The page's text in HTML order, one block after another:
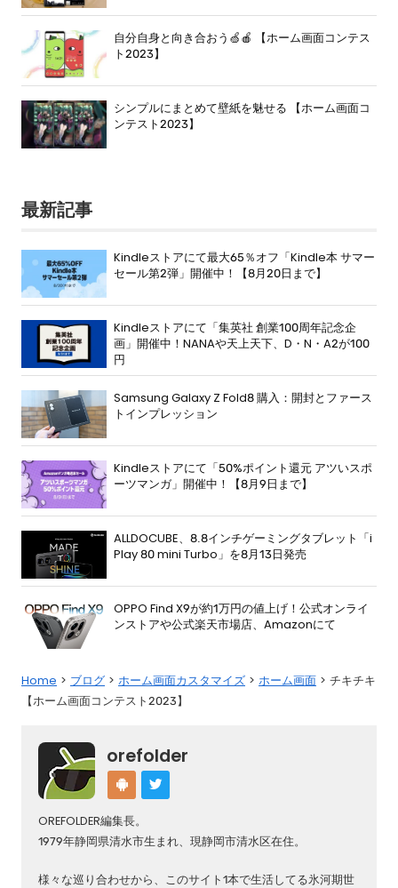
自分自身と向き合おう🍏🍎 【ホーム画面コンテス
ト2023】
シンプルにまとめて壁紙を魅せる 【ホーム画面コ
ンテスト2023】
最新記事
Kindleストアにて最大65％オフ「Kindle本 サマー
セール第2弾」開催中！【8月20日まで】
Kindleストアにて「集英社 創業100周年記念企
画」開催中！NANAや天上天下、D・N・A2が100
円
Samsung Galaxy Z Fold8 購入：開封とファース
トインプレッション
Kindleストアにて「50%ポイント還元 アツいスポ
ーツマンガ」開催中！【8月9日まで】
ALLDOCUBE、8.8インチゲーミングタブレット「i
Play 80 mini Turbo」を8月13日発売
OPPO Find X9が約1万円の値上げ！公式オンライ
ンストアや公式楽天市場店、Amazonにて
Home ブログ ホーム画面カスタマイズ ホーム画面
チキチキ
【ホーム画面コンテスト2023】
orefolder
OREFOLDER編集長。
1979年静岡県清水市生まれ、現静岡市清水区在住。
様々な巡り合わせから、このサイト1本で生活してる氷河期世